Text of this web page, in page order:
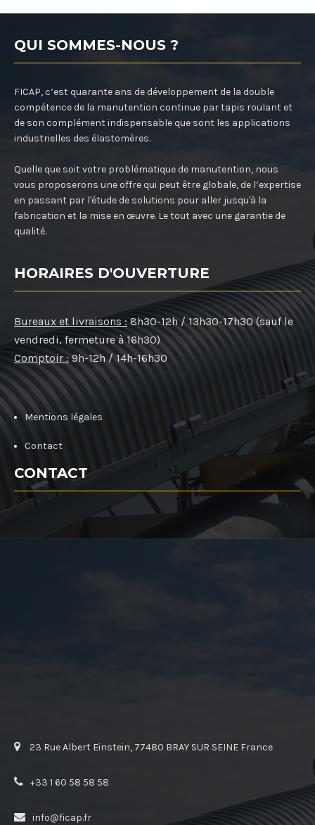
QUI SOMMES-NOUS ?
FICAP, c’est quarante ans de développement de la double
compétence de la manutention continue par tapis roulant et
de son complément indispensable que sont les applications
industrielles des élastomères.
Quelle que soit votre problématique de manutention, nous
vous proposerons une offre qui peut être globale, de l’expertise
en passant par l'étude de solutions pour aller jusqu'à la
fabrication et la mise en œuvre. Le tout avec une garantie de
qualité.
HORAIRES D'OUVERTURE
Bureaux et livraisons : 8h30-12h / 13h30-17h30 (sauf le
vendredi, fermeture à 16h30)
Comptoir : 9h-12h / 14h-16h30
Mentions légales
Contact
CONTACT
23 Rue Albert Einstein, 77480 BRAY SUR SEINE France
+33 1 60 58 58 58
info@ficap.fr